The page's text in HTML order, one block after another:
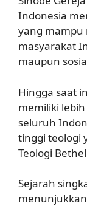
Indonesia
yang mampu
masyarakat
maupun
Hingga saat
memiliki
seluruh
tinggi teologi
Teologi
Sejarah